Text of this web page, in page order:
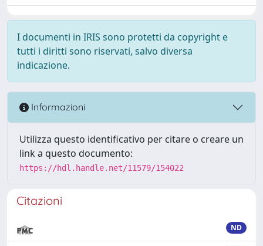
I documenti in IRIS sono protetti da copyright e
tutti i diritti sono riservati, salvo diversa
indicazione.
Informazioni
Utilizza questo identificativo per citare o creare un
link a questo documento:
https://hdl.handle.net/11579/154022
Citazioni
ND